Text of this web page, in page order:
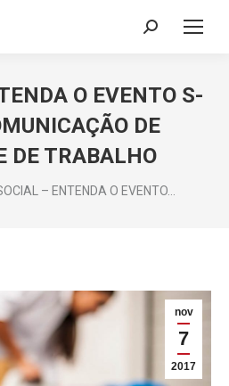
Search:
O EVENTO S-
DE
DE TRABALHO
– ENTENDA O EVENTO…
nov
7
2017